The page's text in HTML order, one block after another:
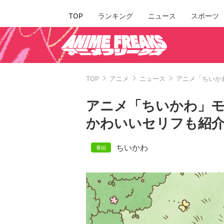
TOP ランキング ニュース スポーツ
TOP アニメ ニュース アニメ「ちい
アニメ「ちいかわ」
かわいいセリフも紹
ちいかわ